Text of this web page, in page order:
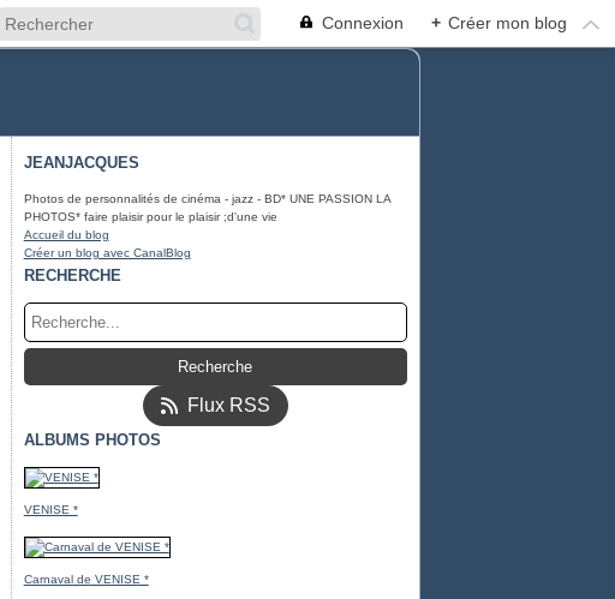
Connexion + Créer mon blog
JEANJACQUES
Photos de personnalités de cinéma - jazz - BD* UNE PASSION LA
PHOTOS* faire plaisir pour le plaisir ;d'une vie
Accueil du blog
Créer un blog avec CanalBlog
RECHERCHE
Flux RSS
ALBUMS PHOTOS
VENISE *
Carnaval de VENISE *